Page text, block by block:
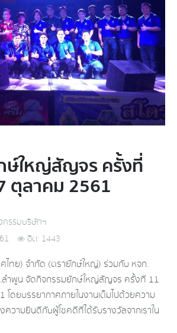
ษ์ใหญ่สัญจร ครั้งที่
ตุลาคม 2561
กรรมบริษัทฯ
ฮิต: 1443
ศไทย) จำกัด (ตรายักษ์ใหญ่) ร่วมกับ หจก.
.ลำพูน จัดกิจกรรมยักษ์ใหญ่สัญจร ครั้งที่ 11
ดยบรรยากาศภายในงานเต็มไปด้วยความ
วามยินดีกับผู้โชคดีที่ได้รับรางวัลจากเราใน